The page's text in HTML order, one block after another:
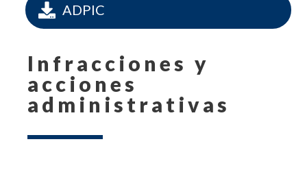
 ADPIC
Infracciones y
acciones
administrativas